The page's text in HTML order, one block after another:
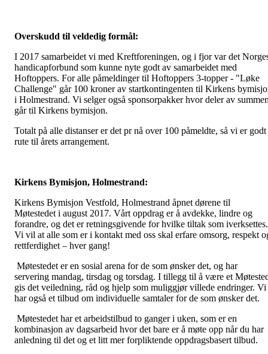
Overskudd til veldedig formål:
I 2017 samarbeidet vi med Kreftforeningen, og i fjor var det
handicapforbund som kunne nyte godt av samarbeidet med
Hoftoppers. For alle påmeldinger til Hoftoppers 3-topper - "Løke
Challenge" går 100 kroner av startkontingenten til Kirkens
i Holmestrand. Vi selger også sponsorpakker hvor deler av
går til Kirkens bymisjon.
Totalt på alle distanser er det pr nå over 100 påmeldte, så vi er
rute til årets arrangement.
Kirkens Bymisjon, Holmestrand:
Kirkens Bymisjon Vestfold, Holmestrand åpnet dørene til
Møtestedet i august 2017. Vårt oppdrag er å avdekke, lindre og
forandre, og det er retningsgivende for hvilke tiltak som iverksettes.
Vi vil at alle som er i kontakt med oss skal erfare omsorg, respekt
rettferdighet – hver gang!
Møtestedet er en sosial arena for de som ønsker det, og har
servering mandag, tirsdag og torsdag. I tillegg til å være et
gis det veiledning, råd og hjelp som muliggjør villede endringer. Vi
har også et tilbud om individuelle samtaler for de som ønsker det.
Møtestedet har et arbeidstilbud to ganger i uken, som er en
kombinasjon av dagsarbeid hvor det bare er å møte opp når du har
anledning til det og et litt mer forpliktende oppdragsbasert tilbud.